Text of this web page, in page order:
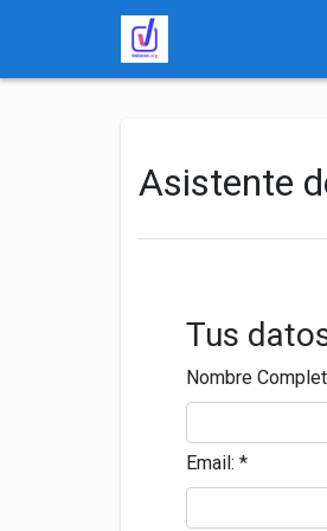
Asistente
Tus
Nombre
Email: *